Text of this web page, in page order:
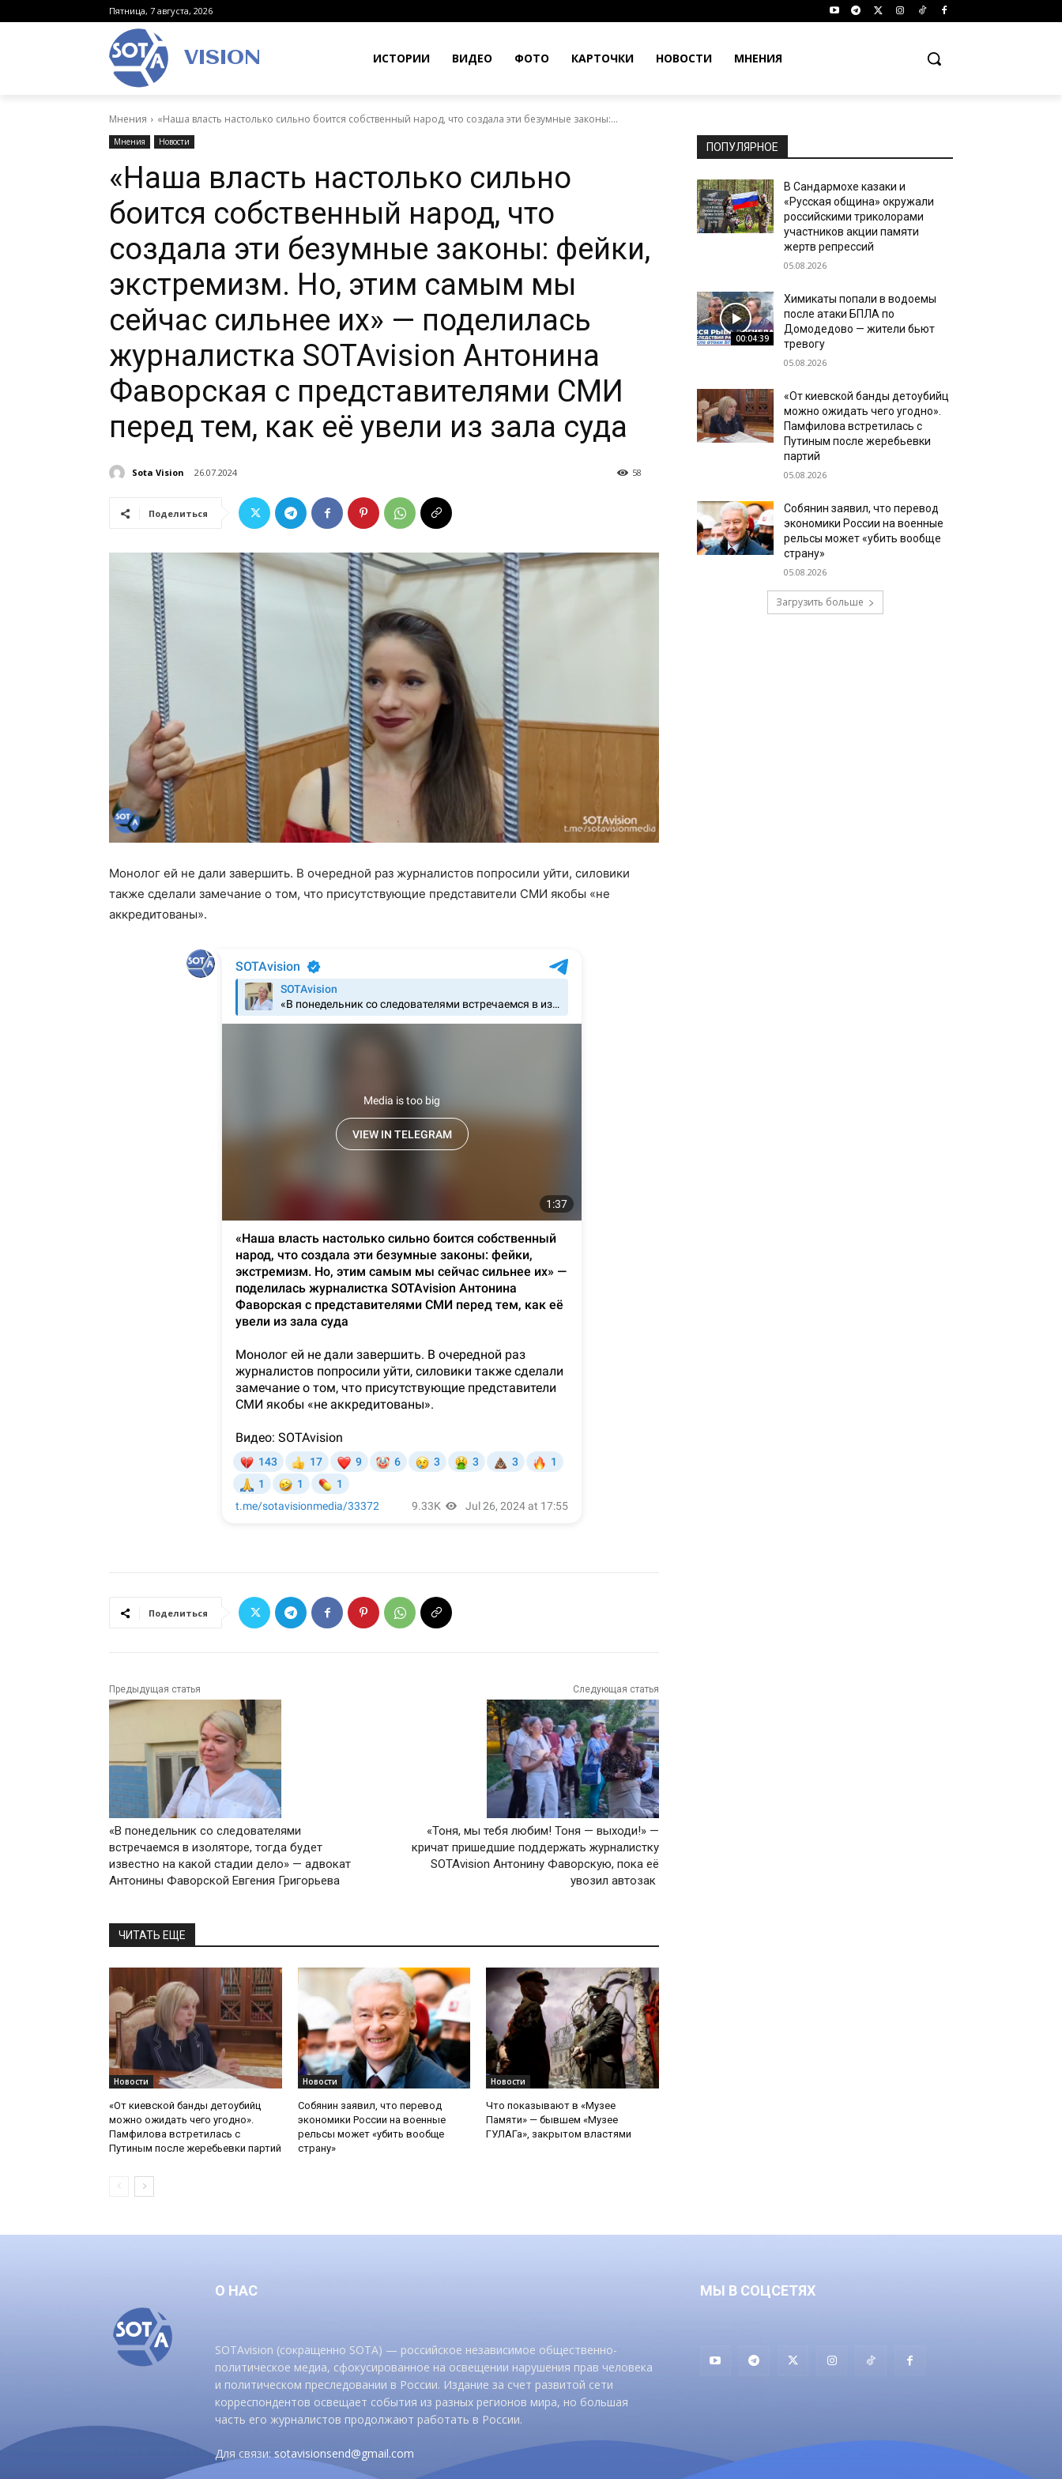
Пятница, 7 августа, 2026
VISION ИСТОРИИ ВИДЕО ФОТО КАРТОЧКИ НОВОСТИ МНЕНИЯ
Мнения «Наша власть настолько сильно боится собственный народ, что создала эти безумные законы:...
Мнения Новости
«Наша власть настолько сильно
боится собственный народ, что
создала эти безумные законы: фейки,
экстремизм. Но, этим самым мы
сейчас сильнее их» — поделилась
журналистка SOTAvision Антонина
Фаворская с представителями СМИ
перед тем, как её увели из зала суда
Sota Vision 26.07.2024 58
Поделиться
Монолог ей не дали завершить. В очередной раз журналистов попросили уйти, силовики
также сделали замечание о том, что присутствующие представители СМИ якобы «не
аккредитованы».
Поделиться
Предыдущая статья
«В понедельник со следователями
встречаемся в изоляторе, тогда будет
известно на какой стадии дело» — адвокат
Антонины Фаворской Евгения Григорьева
Следующая статья
«Тоня, мы тебя любим! Тоня — выходи!» —
кричат пришедшие поддержать журналистку
SOTAvision Антонину Фаворскую, пока её
увозил автозак
ЧИТАТЬ ЕЩЕ
Новости
«От киевской банды детоубийц
можно ожидать чего угодно».
Памфилова встретилась с
Путиным после жеребьевки партий
Новости
Собянин заявил, что перевод
экономики России на военные
рельсы может «убить вообще
страну»
Новости
Что показывают в «Музее
Памяти» — бывшем «Музее
ГУЛАГа», закрытом властями
ПОПУЛЯРНОЕ
В Сандармохе казаки и
«Русская община» окружали
российскими триколорами
участников акции памяти
жертв репрессий
05.08.2026
00:04:39
Химикаты попали в водоемы
после атаки БПЛА по
Домодедово — жители бьют
тревогу
05.08.2026
«От киевской банды детоубийц
можно ожидать чего угодно».
Памфилова встретилась с
Путиным после жеребьевки
партий
05.08.2026
Собянин заявил, что перевод
экономики России на военные
рельсы может «убить вообще
страну»
05.08.2026
Загрузить больше
О НАС
SOTAvision (сокращенно SOTA) — российское независимое общественно-
политическое медиа, сфокусированное на освещении нарушения прав человека
и политическом преследовании в России. Издание за счет развитой сети
корреспондентов освещает события из разных регионов мира, но большая
часть его журналистов продолжают работать в России.
Для связи:sotavisionsend@gmail.com
МЫ В СОЦСЕТЯХ